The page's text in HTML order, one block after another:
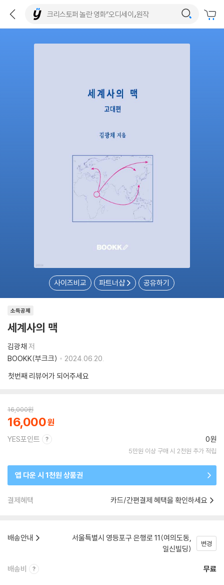
사이즈비교 파트너샵 공유하기
소득공제
세계사의 맥
김광채 저
BOOKK(부크크)
2024.06.20.
첫번째 리뷰어가 되어주세요
16,000원
16,000
YES포인트 0원
5만원 이상 구매 시 2천원 추가 적립
앱 다운 시 1천원 상품권
결제혜택 카드/간편결제 혜택을 확인하세요
배송안내
서울특별시 영등포구 은행로 11(여의도동,
일신빌딩)
변경
배송비 무료